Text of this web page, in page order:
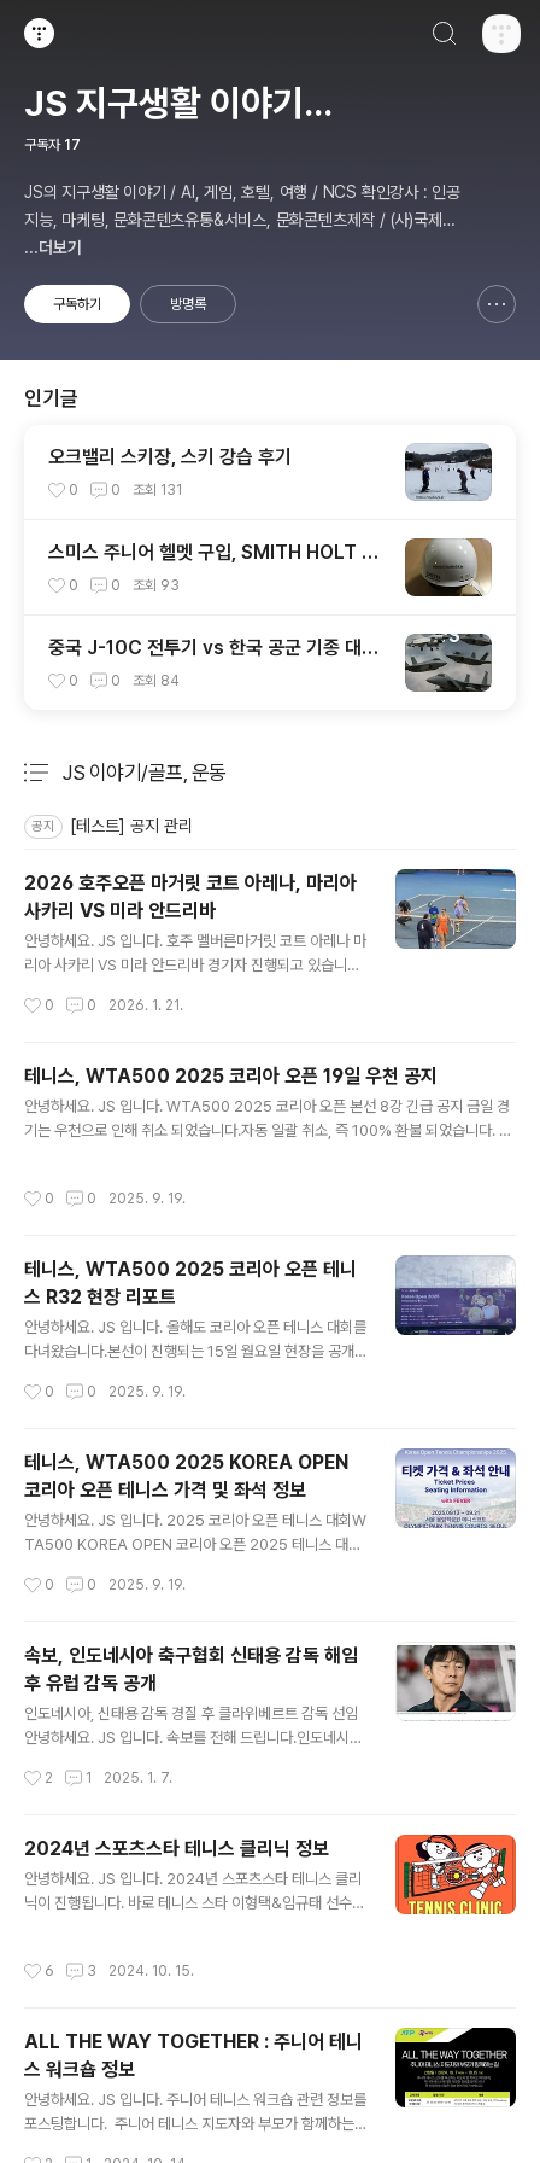
JS 지구생활 이야기...
구독자 17
JS의 지구생활 이야기 / AI, 게임, 호텔, 여행 / NCS 확인강사 : 인공
지능, 마케팅, 문화콘텐츠유통&서비스, 문화콘텐츠제작 / (사)국제미
디어예술협회 강원지부장 겸 수석연구원
...더보기
구독하기 방명록
인기글
오크밸리 스키장, 스키 강습 후기
0 0 조회 131
스미스 주니어 헬멧 구입, SMITH HOLT JR
1920
0 0 조회 93
중국 J-10C 전투기 vs 한국 공군 기종 대응
력 분석
0 0 조회 84
JS 이야기/골프, 운동
공지 [테스트] 공지 관리
2026 호주오픈 마거릿 코트 아레나, 마리아
사카리 VS 미라 안드리바
안녕하세요. JS 입니다. 호주 멜버른마거릿 코트 아레나 마
리아 사카리 VS 미라 안드리바 경기자 진행되고 있습니다.
리가 어느 정도 대등한 경기를 진행했는데요.오늘 보니.. 와
트 같은 느낌입니다.날씨가 덥기도 하고, 나이트 세션에 보
고 싶은 선수들이 많아 나이트 세션으로 관람하고 있어요.
서브 영상은 차후 업데이트 해볼게요.
0 0 2026. 1. 21.
테니스, WTA500 2025 코리아 오픈 19일 우천 공지
안녕하세요. JS 입니다. WTA500 2025 코리아 오픈 본선 8강 긴급 공지 금일 경
기는 우천으로 인해 취소 되었습니다.자동 일괄 취소, 즉 100% 환불 되었습니다. 공
y Session으로 진행되어 8강 경기만, 관람하고 싶은 분들은 19일(금) 가격으로 재
매하는게 편한 관람이 될 것입니다. 내일도 비가 예보되어 있어 관람에 어려움이 예
상됩니다.공지 사항을 잘 확인하세요. 인스타그램 계정은 아래 링크로 남겨 둡니다.
https://www.instagra..
0 0 2025. 9. 19.
테니스, WTA500 2025 코리아 오픈 테니
스 R32 현장 리포트
안녕하세요. JS 입니다. 올해도 코리아 오픈 테니스 대회를
다녀왔습니다.본선이 진행되는 15일 월요일 현장을 공개
주차는 하루 2만원, 아래 사진 참고하시면 편하게 주차하
림픽테니스 경기장 주 출입구 다양한 먹거리가 준비되어
있습니다.하지만, 편의점은 없고, 푸드 코드만 마련되어 있
으니 참고하세요. 이렇게 전광판도 마련되어 있어 편하게
음식을 먹으며 관람이 가능합니다.이곳이 가장 명당 아닌
WTA500 KOREA OPEN 간식~ tvN SPORTS TVIN
0 0 2025. 9. 19.
테니스, WTA500 2025 KOREA OPEN
코리아 오픈 테니스 가격 및 좌석 정보
안녕하세요. JS 입니다. 2025 코리아 오픈 테니스 대회W
TA500 KOREA OPEN 코리아 오픈 2025 테니스 대회
하나은행 후원으로 하나원큐에서 예매가 진행되었으나, 올
격 (본선)자유석 15,000원 부터 VVIP 40만원코트사이트
A, B 신설, 가격은 50 ~ 10만원 참고, 2024 코리아 오픈
티켓 가격 좌석배치도VVIP 구역이 늘어 났어요. 그래서 가
장 좋은 좌석은 어디? ■ 가성비 대비 가장 좋은 좌석49, 5
0, 21, 22, 2334 ~ 38 ■ 그늘 좌석36 ~ 46 선수를 직
늘 ..
0 0 2025. 9. 19.
속보, 인도네시아 축구협회 신태용 감독 해임
후 유럽 감독 공개
인도네시아, 신태용 감독 경질 후 클라위베르트 감독 선임
안녕하세요. JS 입니다. 속보를 전해 드립니다.인도네시아
의 경질과 그 후임으로 파트리크 클라위베르트 감독의 선
미칠지, 그리고 앞으로의 전망은 어떨지 함께 살펴보시죠.
신태용 감독 경질의 배경인도네시아축구협회(PSSI)는 20
25년 1월 6일, 신태용 감독과의 계약 해지를 공식 발표했
습니다. 이는 많은 축구 팬들에게 충격적인 소식이었습니
26 북중미 월드컵 아시아 3차 예선 3위 (1승 3무 2패) 20
2 1 2025. 1. 7.
2024년 스포츠스타 테니스 클리닉 정보
안녕하세요. JS 입니다. 2024년 스포츠스타 테니스 클리
닉이 진행됩니다. 바로 테니스 스타 이형택&임규태 선수와
원 스포츠필드 테니스코트 (서울 용산구 한강대로 38길 2
맹 등록 선수 ■ 참가신청 o 모집정원: 72명 선착순 마감
o 참 가 비: 없음 o 신청마감: 2024. 10. 18.(금) 18:0
0까지 (선착순 조기 마감될 수 있음) o 참가신청 바로가
기 ■ 참가자 혜택 o 긴팔티셔츠..
6 3 2024. 10. 15.
ALL THE WAY TOGETHER : 주니어 테니
스 워크숍 정보
안녕하세요. JS 입니다. 주니어 테니스 워크숍 관련 정보를
포스팅합니다. 주니어 테니스 지도자와 부모가 함께하는